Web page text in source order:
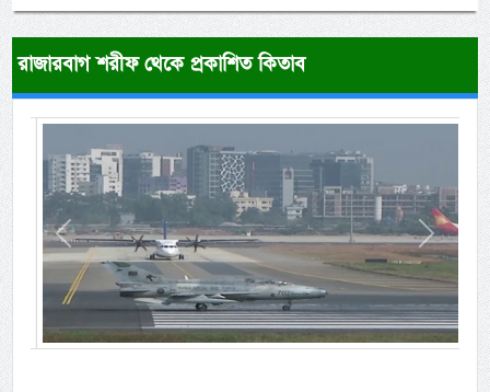
রাজারবাগ শরীফ থেকে প্রকাশিত কিতাব
Previous Next